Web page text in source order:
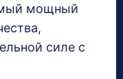
мощный
силе с